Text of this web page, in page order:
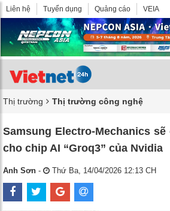
Liên hệ Tuyển dụng Quảng cáo VEIA
Thị trường Thị trường công nghệ
Samsung Electro-Mechanics
cho chip AI “Groq3” của Nvidia
Anh Sơn - Thứ Ba, 14/04/2026 12:13 CH